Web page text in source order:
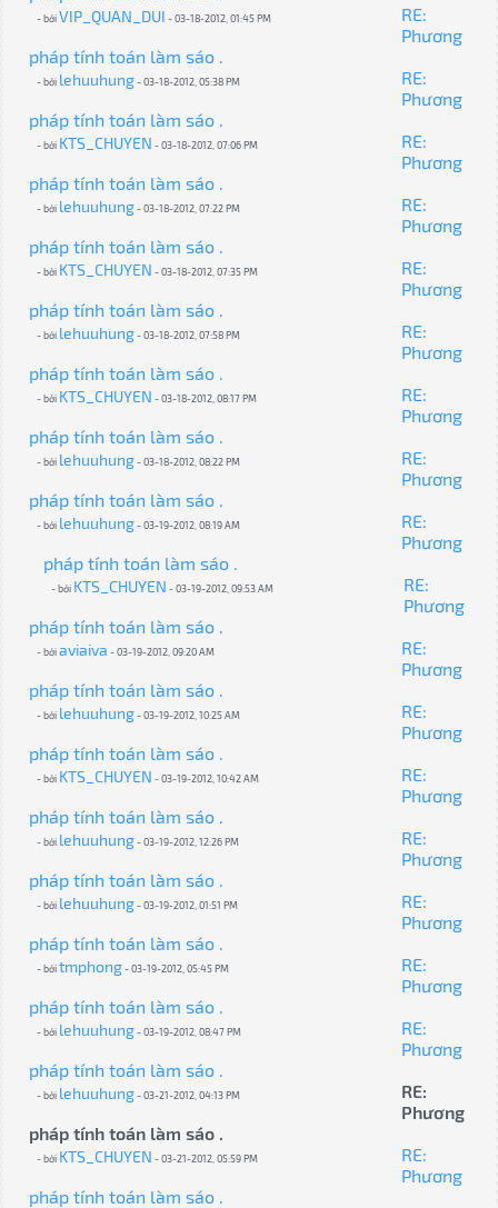
- bởiVIP_QUAN_DUI - 03-18-2012, 01:45 PM
RE:
Phương
pháp tính toán làm sáo .
- bởi lehuuhung- 03-18-2012, 05:38 PM
RE:
Phương
pháp tính toán làm sáo .
- bởi KTS_CHUYEN - 03-18-2012, 07:06 PM
RE:
Phương
pháp tính toán làm sáo .
- bởi lehuuhung- 03-18-2012, 07:22 PM
RE:
Phương
pháp tính toán làm sáo .
- bởi KTS_CHUYEN - 03-18-2012, 07:35 PM
RE:
Phương
pháp tính toán làm sáo .
- bởi lehuuhung- 03-18-2012, 07:58 PM
RE:
Phương
pháp tính toán làm sáo .
- bởi KTS_CHUYEN - 03-18-2012, 08:17 PM
RE:
Phương
pháp tính toán làm sáo .
- bởi lehuuhung- 03-18-2012, 08:22 PM
RE:
Phương
pháp tính toán làm sáo .
- bởi lehuuhung- 03-19-2012, 08:19 AM
RE:
Phương
pháp tính toán làm sáo .
- bởi KTS_CHUYEN - 03-19-2012, 09:53 AM
RE:
Phương
pháp tính toán làm sáo .
- bởiaviaiva - 03-19-2012, 09:20 AM
RE:
Phương
pháp tính toán làm sáo .
- bởi lehuuhung- 03-19-2012, 10:25 AM
RE:
Phương
pháp tính toán làm sáo .
- bởi KTS_CHUYEN - 03-19-2012, 10:42 AM
RE:
Phương
pháp tính toán làm sáo .
- bởi lehuuhung- 03-19-2012, 12:26 PM
RE:
Phương
pháp tính toán làm sáo .
- bởi lehuuhung- 03-19-2012, 01:51 PM
RE:
Phương
pháp tính toán làm sáo .
- bởitmphong- 03-19-2012, 05:45 PM
RE:
Phương
pháp tính toán làm sáo .
- bởi lehuuhung- 03-19-2012, 08:47 PM
RE:
Phương
pháp tính toán làm sáo .
- bởi lehuuhung- 03-21-2012, 04:13 PM
RE:
Phương
pháp tính toán làm sáo .
- bởi KTS_CHUYEN - 03-21-2012, 05:59 PM
RE:
Phương
pháp tính toán làm sáo .